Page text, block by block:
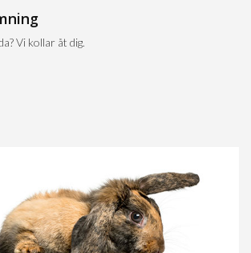
Vi kollar åt dig.